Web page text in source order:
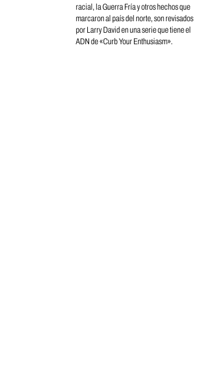
racial, la Guerra Fría y otros hechos que
marcaron al país del norte, son revisados
por Larry David en una serie que tiene el
ADN de «Curb Your Enthusiasm».